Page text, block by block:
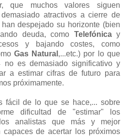
que muchos valores siguen
atractivos a cierre de
despejado su horizonte (bien
deuda, como Telefónicay
y bajando costes, como
Gas Natural ,...etc.) por lo que
es demasiado significativo y
a estimar cifras de futuro para
próximamente.
fácil de lo que se hace,... sobre
dificultad de "estimar" los
analistas que más y mejor
de acertar los próximos